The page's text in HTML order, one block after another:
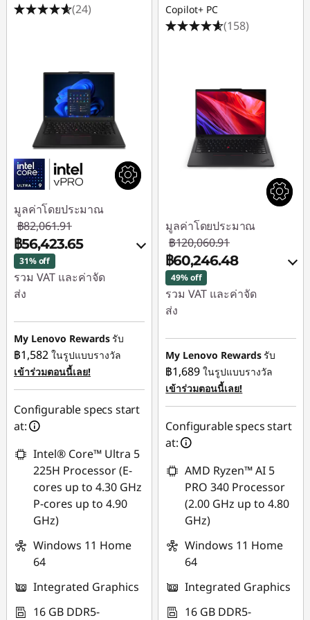
(24)
มูลค่าโดยประมาณ
฿82,061.91
฿56,423.65
31% off
รวม VAT และค่าจัด
ส่ง
ประหยัดทันที :-
฿24,641.29
การประหยัด
eCoupon :-฿996.97
ใช้ eCoupon :
88SALETH
My Lenovo Rewardsรับ
฿1,582 ในรูปแบบรางวัล
เข้าร่วมตอนนี้เลย!
Configurable specs start
at:
Intel® Core™ Ultra 5
225H Processor (E-
cores up to 4.30 GHz
P-cores up to 4.90
GHz)
Windows 11 Home
64
Integrated Graphics
16 GB DDR5-
Copilot+ PC
(158)
มูลค่าโดยประมาณ
฿120,060.91
฿60,246.48
49% off
รวม VAT และค่าจัด
ส่ง
ประหยัดทันที :-
฿58,786.36
การประหยัด
eCoupon :-
฿1,028.07
ใช้ eCoupon :
88SALETH
My Lenovo Rewardsรับ
฿1,689 ในรูปแบบรางวัล
เข้าร่วมตอนนี้เลย!
Configurable specs start
at:
AMD Ryzen™ AI 5
PRO 340 Processor
(2.00 GHz up to 4.80
GHz)
Windows 11 Home
64
Integrated Graphics
16 GB DDR5-